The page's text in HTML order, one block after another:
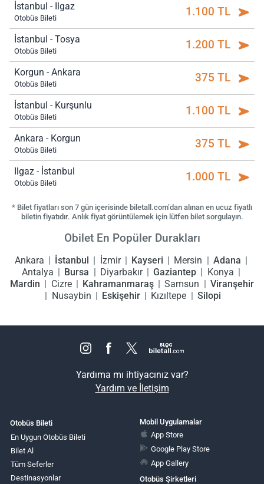
İstanbul - Ilgaz
Otobüs Bileti 1.100 TL
İstanbul - Tosya
Otobüs Bileti 1.200 TL
Korgun - Ankara
Otobüs Bileti 375 TL
İstanbul - Kurşunlu
Otobüs Bileti 1.100 TL
Ankara - Korgun
Otobüs Bileti 375 TL
Ilgaz - İstanbul
Otobüs Bileti 1.000 TL
* Bilet fiyatları son 7 gün içerisinde biletall.com’dan alınan en ucuz fiyatlı
biletin fiyatıdır. Anlık fiyat görüntülemek için lütfen bilet sorgulayın.
Obilet En Popüler Durakları
Ankara İstanbul İzmir Kayseri Mersin
Adana
Antalya
Bursa Diyarbakır Gaziantep
Konya
Mardin
Cizre Kahramanmaraş Samsun
Viranşehir
Nusaybin
Eskişehir Kızıltepe Silopi
Yardıma mı ihtiyacınız var?
Yardım ve İletişim
Otobüs Bileti
En Uygun Otobüs Bileti
Bilet Al
Tüm Seferler
Destinasyonlar
Mobil Uygulamalar
App Store
Google Play Store
App Gallery
Otobüs Şirketleri